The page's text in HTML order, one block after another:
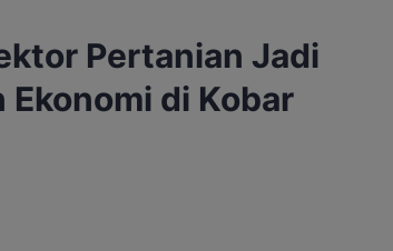
Pertanian Jadi
di Kobar